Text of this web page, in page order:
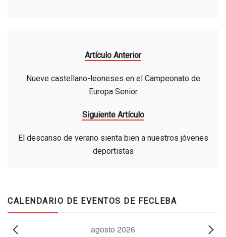
Artículo Anterior
Nueve castellano-leoneses en el Campeonato de
Europa Senior
Siguiente Artículo
El descanso de verano sienta bien a nuestros jóvenes
deportistas
CALENDARIO DE EVENTOS DE FECLEBA
agosto 2026